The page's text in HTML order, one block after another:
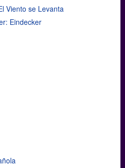
Viento se Levanta
Eindecker